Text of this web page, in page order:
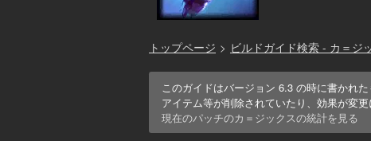
トップページ > ビルドガイド検索 - カ＝ジ
このガイドはバージョン6.3 の時に書かれ
アイテム等が削除されていたり、効果が変
現在のパッチのカ＝ジックスの統計を見る